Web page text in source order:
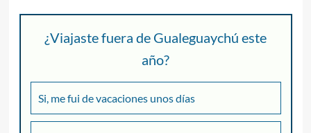
¿Viajaste fuera de Gualeguaychú este
año?
Si, me fui de vacaciones unos días